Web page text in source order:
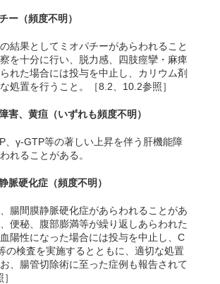
ー （頻度不明）
結果としてミオパチーがあらわれること
を十分に行い、脱力感、四肢痙攣・麻痺
れた場合には投与を中止し、カリウム剤
処置を行うこと。［8.2、10.2参照］
害、黄疸 （いずれも頻度不明）
、γ-GTP等の著しい上昇を伴う肝機能障
れることがある。
脈硬化症 （頻度不明）
腸間膜静脈硬化症があらわれることがあ
便秘、腹部膨満等が繰り返しあらわれた
陽性になった場合には投与を中止し、C
の検査を実施するとともに、適切な処置
、腸管切除術に至った症例も報告されて